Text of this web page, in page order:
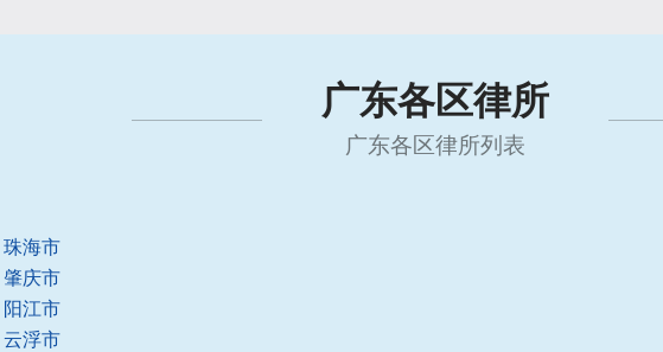
广东各区律所
广东各区律所列表
珠海市
肇庆市
阳江市
云浮市